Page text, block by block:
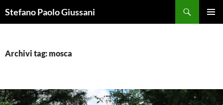
alStefano Paolo Giussani
Archivi tag: mosca